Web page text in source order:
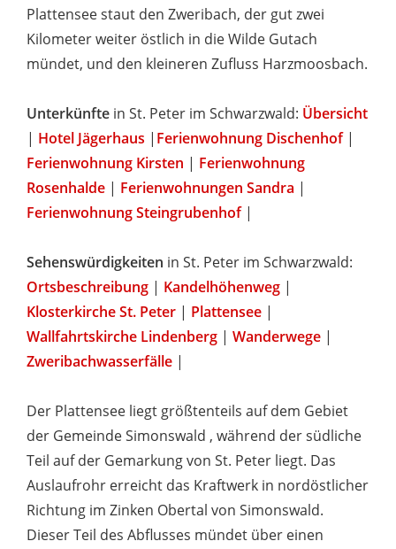
Plattensee staut den Zweribach, der gut zwei
Kilometer weiter östlich in die Wilde Gutach
mündet, und den kleineren Zufluss Harzmoosbach.
Unterkünfte in St. Peter im Schwarzwald: Übersicht
| Hotel Jägerhaus | Ferienwohnung Dischenhof|
Ferienwohnung Kirsten | Ferienwohnung
Rosenhalde | Ferienwohnungen Sandra |
Ferienwohnung Steingrubenhof|
Sehenswürdigkeiten in St. Peter im Schwarzwald:
Ortsbeschreibung | Kandelhöhenweg |
Klosterkirche St. Peter | Plattensee |
Wallfahrtskirche Lindenberg | Wanderwege |
Zweribachwasserfälle |
Der Plattensee liegt größtenteils auf dem Gebiet
der Gemeinde Simonswald , während der südliche
Teil auf der Gemarkung von St. Peter liegt. Das
Auslaufrohr erreicht das Kraftwerk in nordöstlicher
Richtung im Zinken Obertal von Simonswald.
Dieser Teil des Abflusses mündet über einen